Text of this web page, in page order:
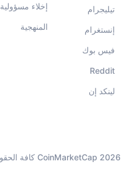
إخلاء مسؤولية
المنهجية
تيليجرام
إنستغرام
فيس بوك
Reddit
لينكد إن
CoinMarketCap 2026 كافة الحقوق محفوظة